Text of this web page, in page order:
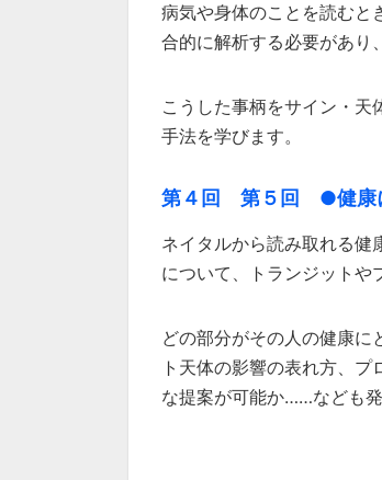
病気や身体のことを読むと
合的に解析する必要があり
こうした事柄をサイン・天
手法を学びます。
第４回 第５回 ●健康
ネイタルから読み取れる健
について、トランジットや
どの部分がその人の健康に
ト天体の影響の表れ方、
な提案が可能か……なども